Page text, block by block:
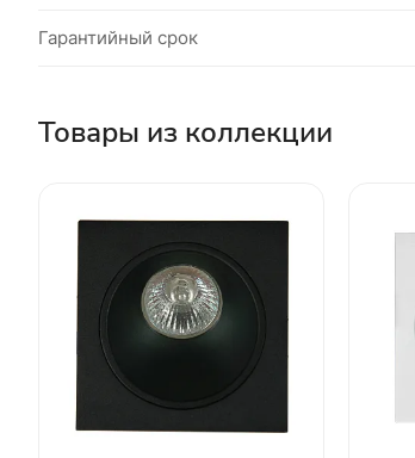
Гарантийный срок
Товары из коллекции